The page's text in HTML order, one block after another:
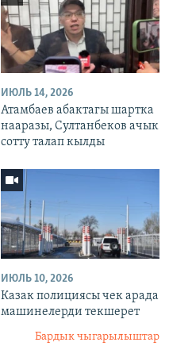
ИЮЛЬ 14, 2026
Атамбаев абактагы шартка
нааразы, Султанбеков ачык
сотту талап кылды
ИЮЛЬ 10, 2026
Казак полициясы чек арада
машинелерди текшерет
Бардык чыгарылыштар